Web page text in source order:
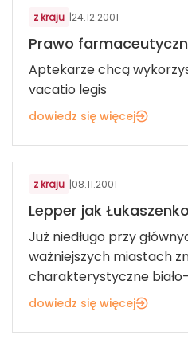
z kraju |24.12.2001
Prawo
Aptekarze chcą
vacatio legis
dowiedz się więcej
GASTRONOMIA
z kraju |08.11.2001
Lepper jak Łukaszenko
Już niedługo przy
ważniejszych miastach
charakterystyczne
dowiedz się więcej
ZDROWIE I WELLBEING